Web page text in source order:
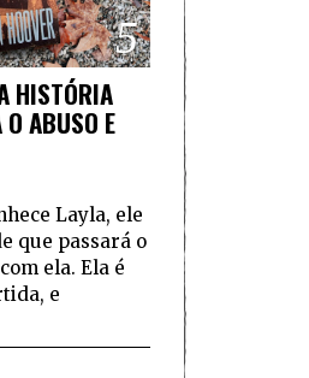
5
HISTÓRIA
ABUSO E
Layla, ele
que passará o
ela. Ela é
e